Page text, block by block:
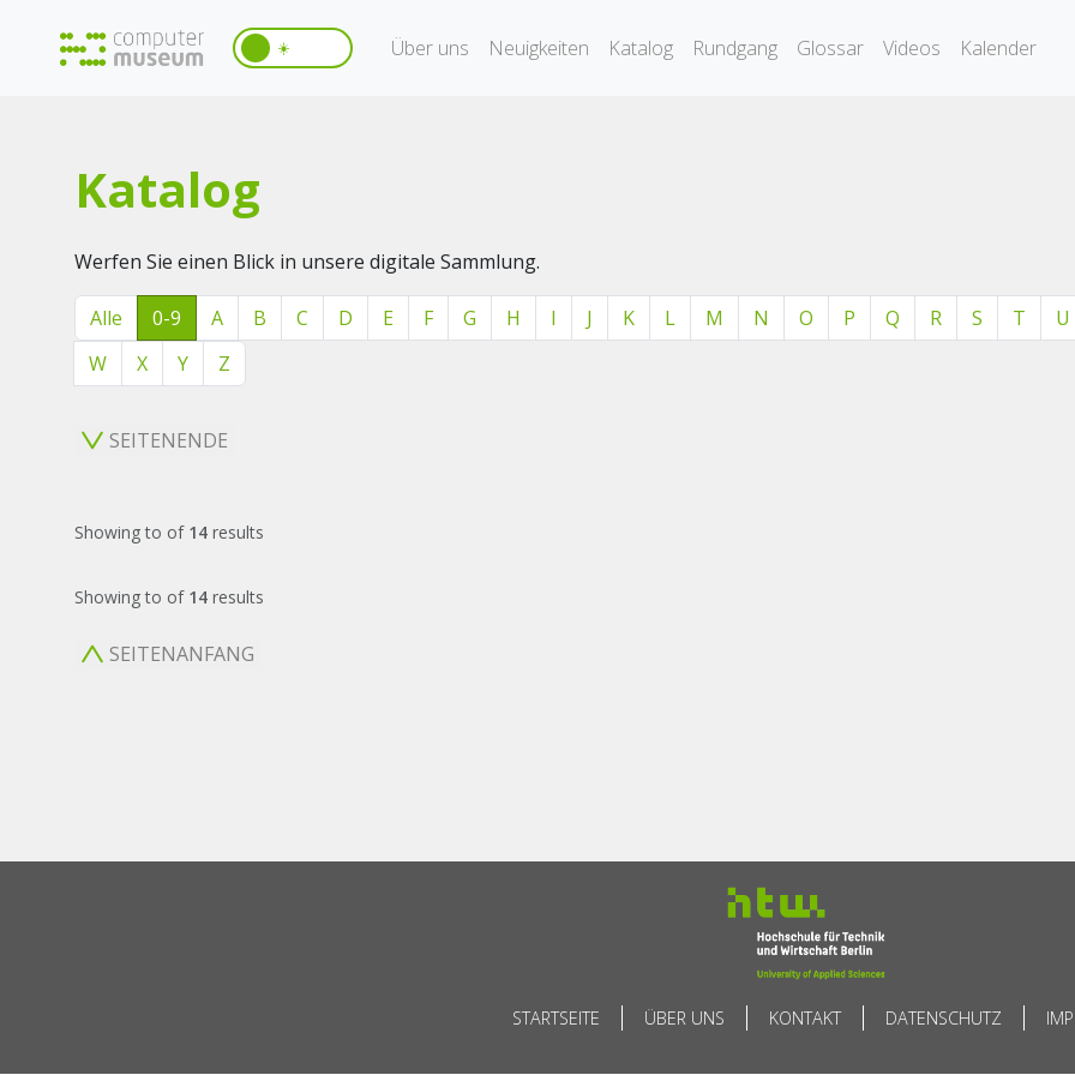
☀️ Über uns Neuigkeiten Katalog Rundgang Glossar Videos Kalender
Katalog
Werfen Sie einen Blick in unsere digitale Sammlung.
Alle 0-9 A B C D E F G H I J K L M N O P Q R S T U
W
X Y Z
SEITENENDE
Showingto of 14 results
Showingto of 14 results
SEITENANFANG
STARTSEITE ÜBER UNS KONTAKT DATENSCHUTZ